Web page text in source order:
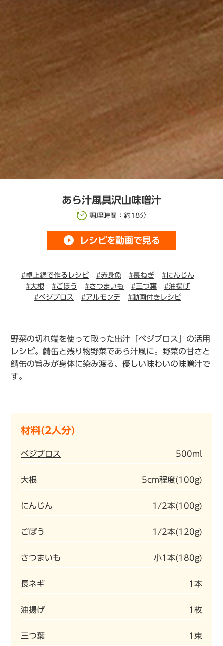
あら汁風具沢山味噌汁
調理時間：約18分
play_circle_filled レシピを動画で見る
#卓上鍋で作るレシピ #赤身魚 #長ねぎ
#にんじん
#大根
#ごぼう #さつまいも #三つ葉
#油揚げ
#ベジブロス
#アルモンデ #動画付きレシピ
野菜の切れ端を使って取った出汁「ベジブロス」の活用
レシピ。鯖缶と残り物野菜であら汁風に。野菜の甘さと
鯖缶の旨みが身体に染み渡る、優しい味わいの味噌汁で
す。
材料(2人分)
ベジブロス 500ml
大根 5cm程度(100g)
にんじん 1/2本(100g)
ごぼう 1/2本(120g)
さつまいも 小1本(180g)
長ネギ 1本
油揚げ 1枚
三つ葉 1束